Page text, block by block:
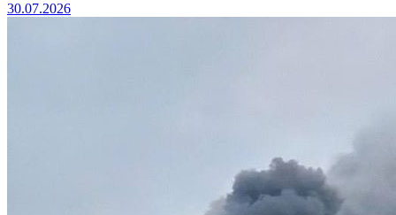
30.07.2026